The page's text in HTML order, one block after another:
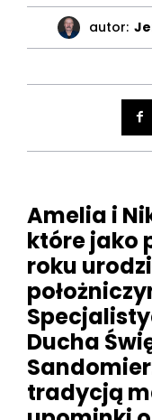
autor:
Amelia i
które jako
roku
Ducha
tradycją